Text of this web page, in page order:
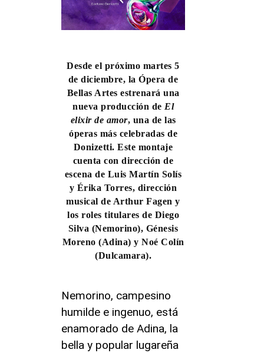
Desde el próximo martes 5
de diciembre, laÓpera de
Bellas Artes estrenará una
nueva producción de El
elixir de amor, una de las
óperas más celebradas de
Donizetti. Este montaje
cuenta con dirección de
escena de Luis Martín Solís
y Érika Torres, dirección
musical de Arthur Fagen y
los roles titulares de Diego
Silva (Nemorino), Génesis
Moreno (Adina) y Noé Colín
(Dulcamara).
Nemorino, campesino
humilde e ingenuo, está
enamorado de Adina, la
bella y popular lugareña